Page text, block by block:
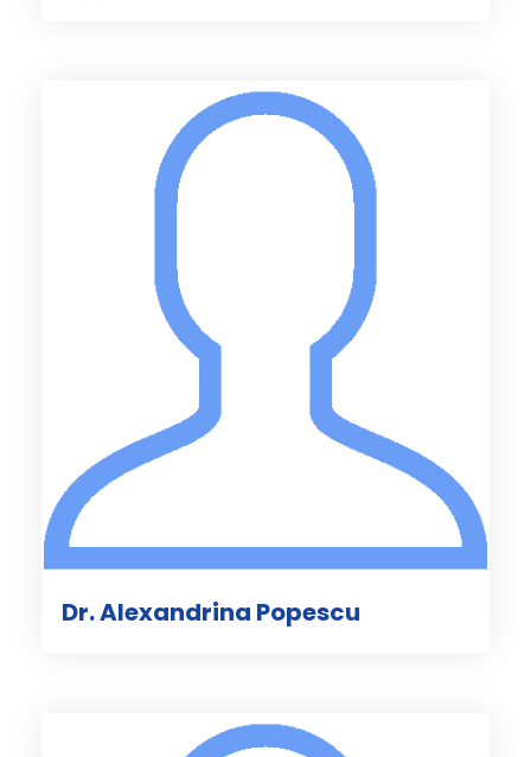
Dr. Alexandrina Popescu